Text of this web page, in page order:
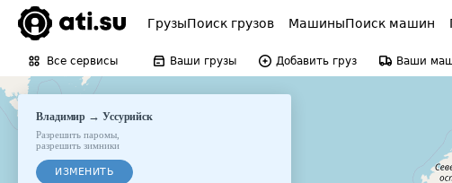
ГрузыПоиск грузов МашиныПоиск машин
Все сервисы Ваши грузы Добавить груз Ваши
Владимир → Уссурийск
Разрешить паромы
разрешить зимники
ИЗМЕНИТЬ